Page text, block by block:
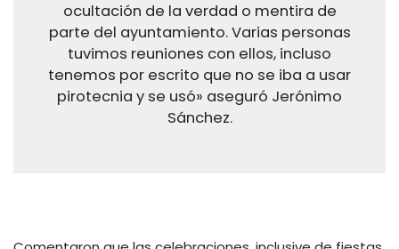
ocultación de la verdad o mentira de
parte del ayuntamiento. Varias personas
tuvimos reuniones con ellos, incluso
tenemos por escrito que no se iba a usar
pirotecnia y se usó» aseguró Jerónimo
Sánchez.